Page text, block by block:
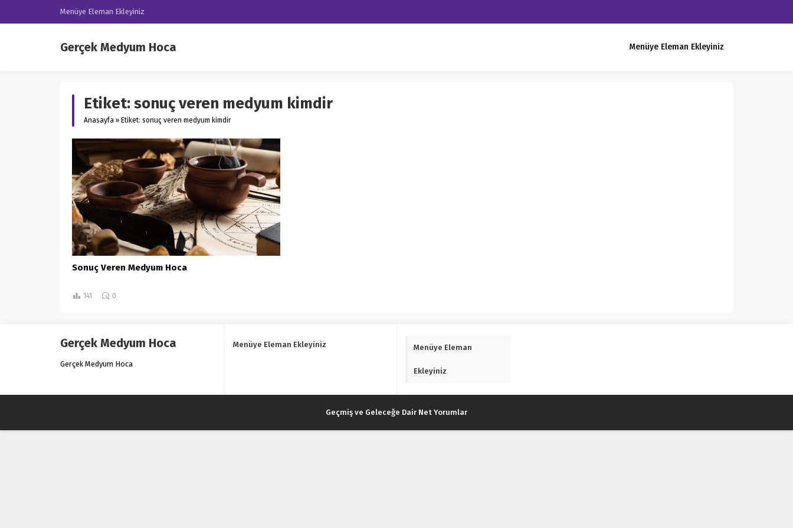
Menüye Eleman Ekleyiniz
Gerçek Medyum Hoca Menüye Eleman Ekleyiniz
Etiket:sonuç veren medyum kimdir
Anasayfa » Etiket: sonuç veren medyum kimdir
Sonuç Veren Medyum Hoca
141 0
Gerçek Medyum Hoca
Gerçek Medyum Hoca
Menüye Eleman Ekleyiniz Menüye Eleman
Ekleyiniz
Geçmiş ve Geleceğe Dair Net Yorumlar